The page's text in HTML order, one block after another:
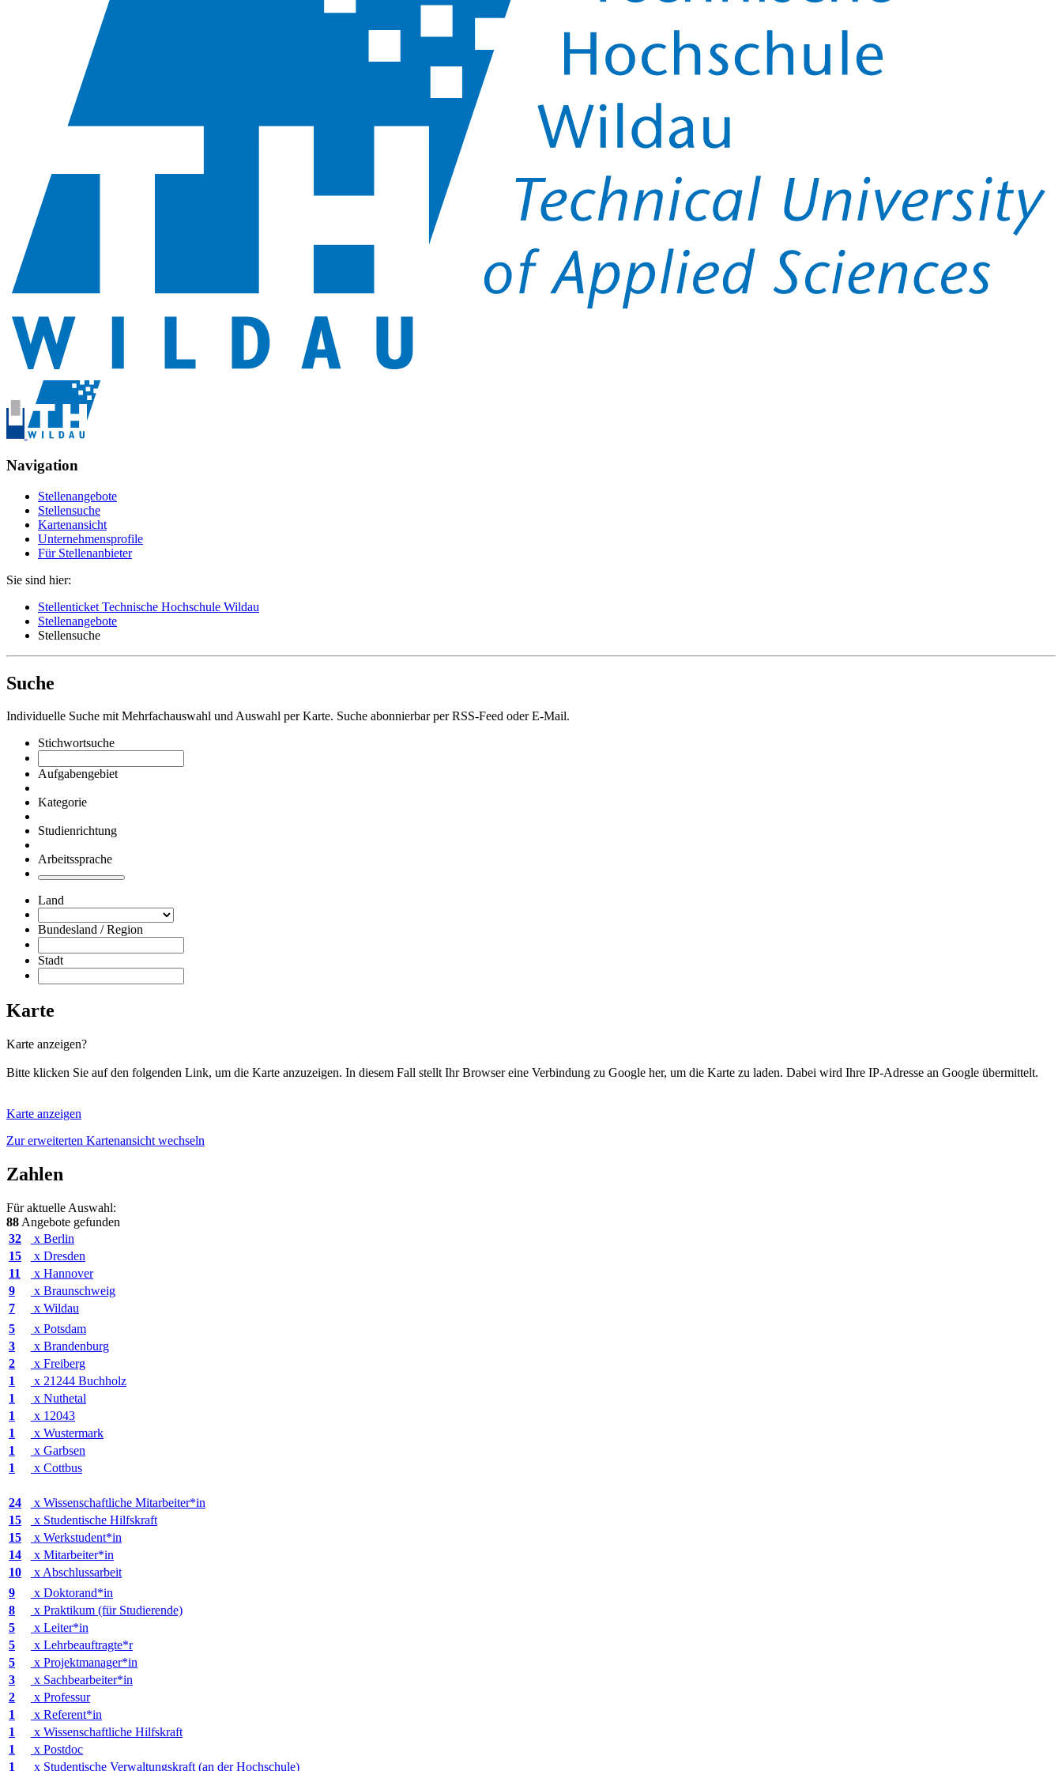
Navigation
Stellenangebote
Stellensuche
Kartenansicht
Unternehmensprofile
Für Stellenanbieter
Sie sind hier:
Stellenticket Technische Hochschule Wildau
Stellenangebote
Stellensuche
Suche
Individuelle Suche mit Mehrfachauswahl und Auswahl per Karte. Suche abonnierbar per RSS-Feed oder E-Mail.
Stichwortsuche
Aufgabengebiet
Kategorie
Studienrichtung
Arbeitssprache
Land
Bundesland / Region
Stadt
Karte
Karte anzeigen?
Bitte klicken Sie auf den folgenden Link, um die Karte anzuzeigen. In diesem Fall stellt Ihr Browser eine Verbindung zu Google her, um die Karte zu laden. Dabei wird Ihre IP-Adresse an Google übermittelt.
Karte anzeigen
Zur erweiterten Kartenansicht wechseln
Zahlen
Für aktuelle Auswahl:
88 Angebote gefunden
32
x Berlin
15
x Dresden
11
x Hannover
9
x Braunschweig
7
x Wildau
5
x Potsdam
3
x Brandenburg
2
x Freiberg
1
x 21244 Buchholz
1
x Nuthetal
1
x 12043
1
x Wustermark
1
x Garbsen
1
x Cottbus
24
x Wissenschaftliche Mitarbeiter*in
15
x Studentische Hilfskraft
15
x Werkstudent*in
14
x Mitarbeiter*in
10
x Abschlussarbeit
9
x Doktorand*in
8
x Praktikum (für Studierende)
5
x Leiter*in
5
x Lehrbeauftragte*r
5
x Projektmanager*in
3
x Sachbearbeiter*in
2
x Professur
1
x Referent*in
1
x Wissenschaftliche Hilfskraft
1
x Postdoc
1
x Studentische Verwaltungskraft (an der Hochschule)